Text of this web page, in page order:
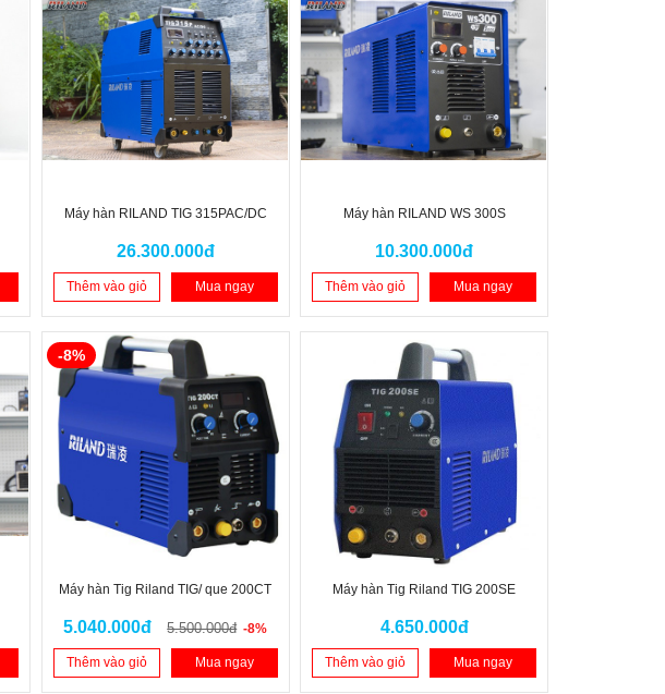
Máy hàn RILAND TIG 315PAC/DC
26.300.000đ
Thêm vào giỏ Mua ngay
Máy hàn RILAND WS 300S
10.300.000đ
Thêm vào giỏ Mua ngay
Máy hàn Tig Riland TIG/ que 200CT
5.040.000đ 5.500.000đ -8%
-8%
Thêm vào giỏ Mua ngay
Máy hàn Tig Riland TIG 200SE
4.650.000đ
Thêm vào giỏ Mua ngay